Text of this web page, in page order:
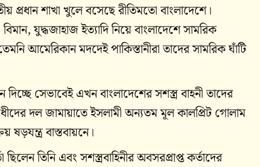
প্রধান শাখা খুলে বসেছে রীতিমতো বাংলাদেশে।
যুদ্ধজাহাজ ইত্যাদি নিয়ে বাংলাদেশে সামরিক
আমেরিকান মদদেই পাকিস্তানীরা তাদের সামরিক ঘাঁটি
সেভাবেই এখন বাংলাদেশের সশস্ত্র বাহনী তাদের
দল জামায়াতে ইসলামী অন্যতম মূল কালপ্রিট গোলাম
বাস্তবায়নে।
তিনি এবং সশস্ত্রবাহিনীর অবসরপ্রাপ্ত কর্তাদের